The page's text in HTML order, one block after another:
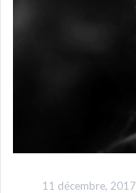
11 décembre, 2017